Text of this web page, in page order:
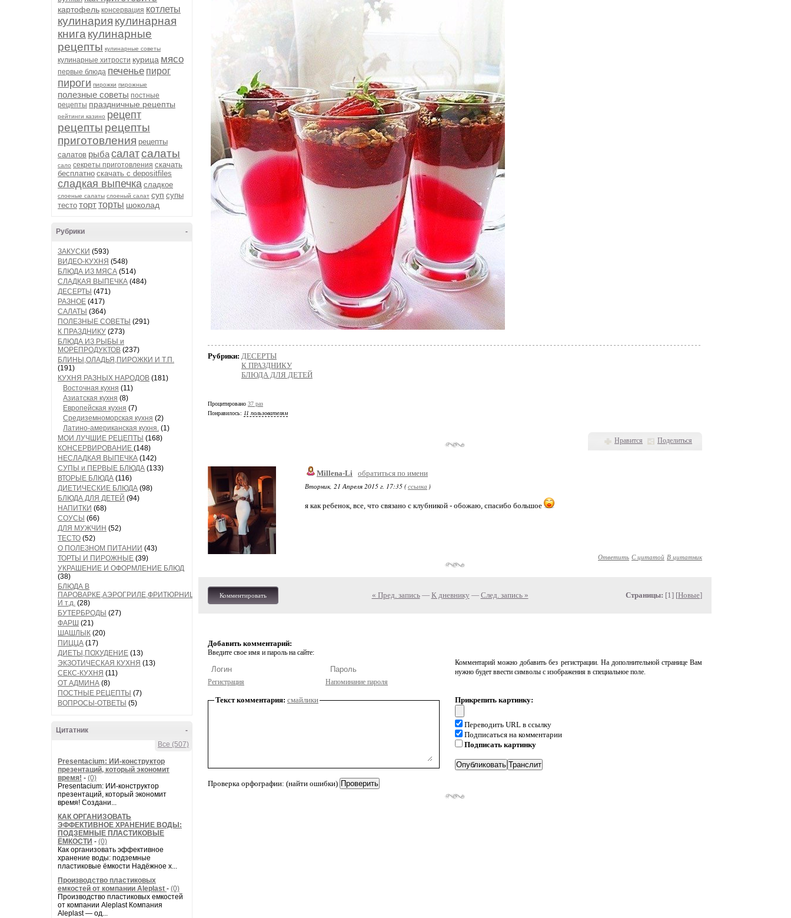
картофель консервация котлеты
кулинария кулинарная
книга кулинарные
рецепты кулинарные советы
кулинарные хитрости курица мясо
первые блюда печенье пирог
пироги пирожки пирожные
полезные советы постные
рецепты праздничные рецепты
рейтинги казино рецепт
рецепты рецепты
приготовления рецепты
салатов рыбасалатсалаты
сало секреты приготовления скачать
бесплатно скачать с depositfiles
сладкая выпечка сладкое
слоеные салаты слоеный салат суп супы
тесто тортторты шоколад
-
Рубрики
ЗАКУСКИ (593)
ВИДЕО-КУХНЯ (548)
БЛЮДА ИЗ МЯСА (514)
СЛАДКАЯ ВЫПЕЧКА (484)
ДЕСЕРТЫ (471)
РАЗНОЕ (417)
САЛАТЫ (364)
ПОЛЕЗНЫЕ СОВЕТЫ (291)
К ПРАЗДНИКУ (273)
БЛЮДА ИЗ РЫБЫ и
МОРЕПРОДУКТОВ (237)
БЛИНЫ,ОЛАДЬЯ,ПИРОЖКИ И Т.П.
(191)
КУХНЯ РАЗНЫХ НАРОДОВ (181)
Восточная кухня (11)
Азиатская кухня (8)
Европейская кухня (7)
Средиземноморская кухня (2)
Латино-американская кухня. (1)
МОИ ЛУЧШИЕ РЕЦЕПТЫ (168)
КОНСЕРВИРОВАНИЕ (148)
НЕСЛАДКАЯ ВЫПЕЧКА (142)
СУПЫ и ПЕРВЫЕ БЛЮДА (133)
ВТОРЫЕ БЛЮДА (116)
ДИЕТИЧЕСКИЕ БЛЮДА (98)
БЛЮДА ДЛЯ ДЕТЕЙ (94)
НАПИТКИ (68)
СОУСЫ (66)
ДЛЯ МУЖЧИН (52)
ТЕСТО (52)
О ПОЛЕЗНОМ ПИТАНИИ (43)
ТОРТЫ И ПИРОЖНЫЕ (39)
УКРАШЕНИЕ И ОФОРМЛЕНИЕ БЛЮД
(38)
БЛЮДА В
ПАРОВАРКЕ,АЭРОГРИЛЕ,ФРИТЮРНИЦЕ
И т.д. (28)
БУТЕРБРОДЫ (27)
ФАРШ (21)
ШАШЛЫК (20)
ПИЦЦА (17)
ДИЕТЫ,ПОХУДЕНИЕ (13)
ЭКЗОТИЧЕСКАЯ КУХНЯ (13)
СЕКС-КУХНЯ (11)
ОТ АДМИНА (8)
ПОСТНЫЕ РЕЦЕПТЫ (7)
ВОПРОСЫ-ОТВЕТЫ (5)
-
Цитатник
Все (507)
Presentacium: ИИ‑конструктор
презентаций, который экономит
время! - (0)
Presentacium: ИИ‑конструктор
презентаций, который экономит
время! Создани...
КАК ОРГАНИЗОВАТЬ
ЭФФЕКТИВНОЕ ХРАНЕНИЕ ВОДЫ:
ПОДЗЕМНЫЕ ПЛАСТИКОВЫЕ
ЁМКОСТИ - (0)
Как организовать эффективное
хранение воды: подземные
пластиковые ёмкости Надёжное х...
Производство пластиковых
емкостей от компании Aleplast - (0)
Производство пластиковых емкостей
от компании Aleplast Компания
Aleplast — од...
Рубрики: ДЕСЕРТЫ
К ПРАЗДНИКУ
БЛЮДА ДЛЯ ДЕТЕЙ
Процитировано 37 раз
Понравилось: 11 пользователям
Нравится Поделиться
Millena-Li обратиться по имени
Вторник, 21 Апреля 2015 г. 17:35 (ссылка )
я как ребенок, все, что связано с клубникой - обожаю, спасибо большое
Ответить С цитатой В цитатник
Комментировать « Пред. запись— К дневнику — След. запись » Страницы: [1] [Новые]
Добавить комментарий:
Введите свое имя и пароль на сайте:
Регистрация Напоминание пароля
Комментарий можно добавить без регистрации. На дополнительной странице Вам
нужно будет ввести символы с изображения в специальное поле.
Текст комментария: смайлики
Проверка орфографии: (найти ошибки)
Прикрепить картинку:
Переводить URL в ссылку
Подписаться на комментарии
Подписать картинку